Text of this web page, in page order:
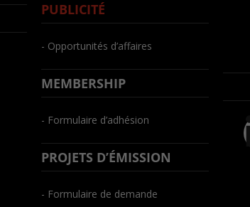
PUBLICITÉ
- Opportunités d’affaires
MEMBERSHIP
- Formulaire d’adhésion
PROJETS D’ÉMISSION
- Formulaire de demande